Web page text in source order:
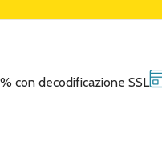
con decodificazione SSL